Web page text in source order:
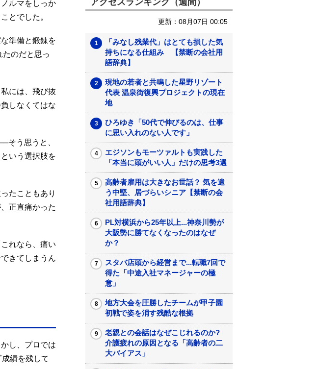
ルマをしっか
とでした。
準備と鍛錬を
のだと思っ
には、飛び抜
しなくてはな
そう思うと、
いう選択肢を
たこともあり
正直痛かった
れなら、痛い
きてしまうん
し、プロでは
績を残して
アクセスランキング（週間）
更新：08月07日 00:05
「みなし残業代」はとても損した気
持ちになる仕組み 【禁断の会社用
語辞典】
現地の若者と共鳴した星野リゾート
代表 温泉街復興プロジェクトの現在
地
ひろゆき「50代で伸びるのは、仕事
に思い入れのない人です」
エジソンもモーツァルトも実践した
「本当に頭がいい人」だけの思考3選
高齢者雇用は大きなお世話？ 気を遣
う中堅、居づらいシニア【禁断の会
社用語辞典】
PL対横浜から25年以上...神奈川勢が
大阪勢に勝てなくなったのはなぜ
か？
スタバ店頭から経営まで...転職7回で
得た「中途入社マネージャーの極
意」
地方大会を圧勝したチームが甲子園
初戦で姿を消す残酷な根拠
老親との会話はなぜこじれるのか?
介護疲れの原因となる「高齢者の二
大バイアス」